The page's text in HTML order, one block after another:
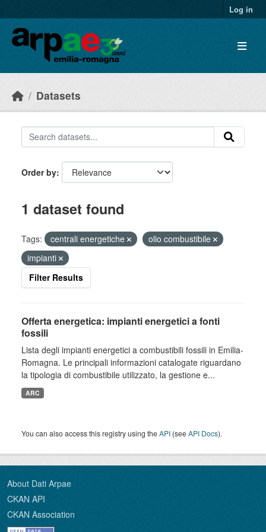
Log in
Datasets
Order by
1 dataset found
Tags: centrali energetiche
olio combustibile
impianti
Filter Results
Offerta energetica: impianti energetici a fonti
fossili
Lista degli impianti energetici a combustibili fossili in Emilia-
Romagna. Le principali informazioni catalogate riguardano
la tipologia di combustibile utilizzato, la gestione e...
ARC
You can also access this registry using theAPI (seeAPI Docs).
About Dati Arpae
CKAN API
CKAN Association